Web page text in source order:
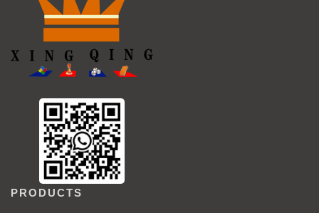
PRODUCTS